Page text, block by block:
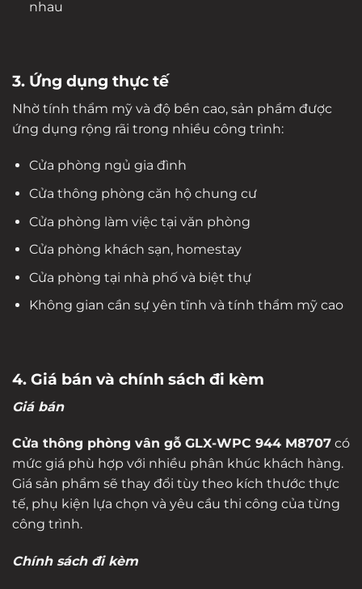
nhau
3. Ứng dụng thực tế
Nhờ tính thẩm mỹ và độ bền cao, sản phẩm được
ứng dụng rộng rãi trong nhiều công trình:
Cửa phòng ngủ gia đình
Cửa thông phòng căn hộ chung cư
Cửa phòng làm việc tại văn phòng
Cửa phòng khách sạn, homestay
Cửa phòng tại nhà phố và biệt thự
Không gian cần sự yên tĩnh và tính thẩm mỹ cao
4. Giá bán và chính sách đi kèm
Giá bán
Cửa thông phòng vân gỗ GLX-WPC 944 M8707 có
mức giá phù hợp với nhiều phân khúc khách hàng.
Giá sản phẩm sẽ thay đổi tùy theo kích thước thực
tế, phụ kiện lựa chọn và yêu cầu thi công của từng
công trình.
Chính sách đi kèm